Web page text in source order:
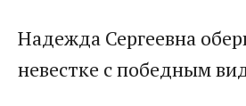
Надежда Сергеевна
невестке с победным